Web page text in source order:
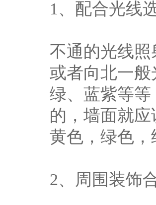
1、配合光线
不通的光线
或者向北一
绿、蓝紫等
的，墙面就
黄色，绿色
2、周围装饰